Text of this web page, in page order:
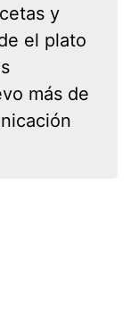
y
el plato
más de